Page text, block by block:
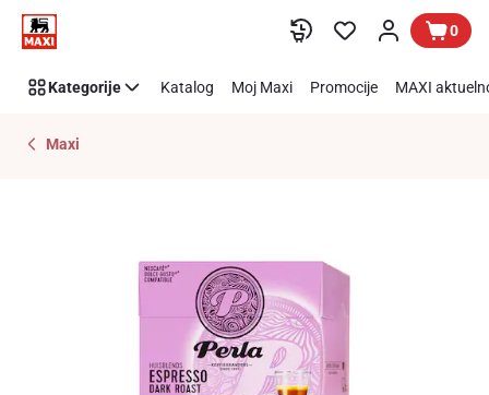
Preskoči link 0
Kategorije Katalog Moj Maxi Promocije MAXI
Maxi